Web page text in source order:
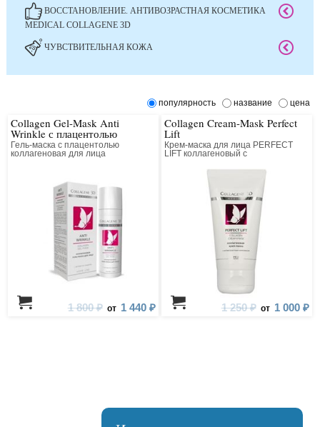
ВОССТАНОВЛЕНИЕ. АНТИВОЗРАСТНАЯ КОСМЕТИКА
MEDICAL COLLAGENE 3D
ЧУВСТВИТЕЛЬНАЯ КОЖА
популярность название цена
Collagen Gel-Mask Anti
Wrinkle с плацентолью
Гель-маска с плацентолью
коллагеновая для лица
1 800 ₽ от 1 440 ₽
Collagen Cream-Mask Perfect
Lift
Крем-маска для лица PERFECT
LIFT коллагеновый с
1 250 ₽ от 1 000 ₽